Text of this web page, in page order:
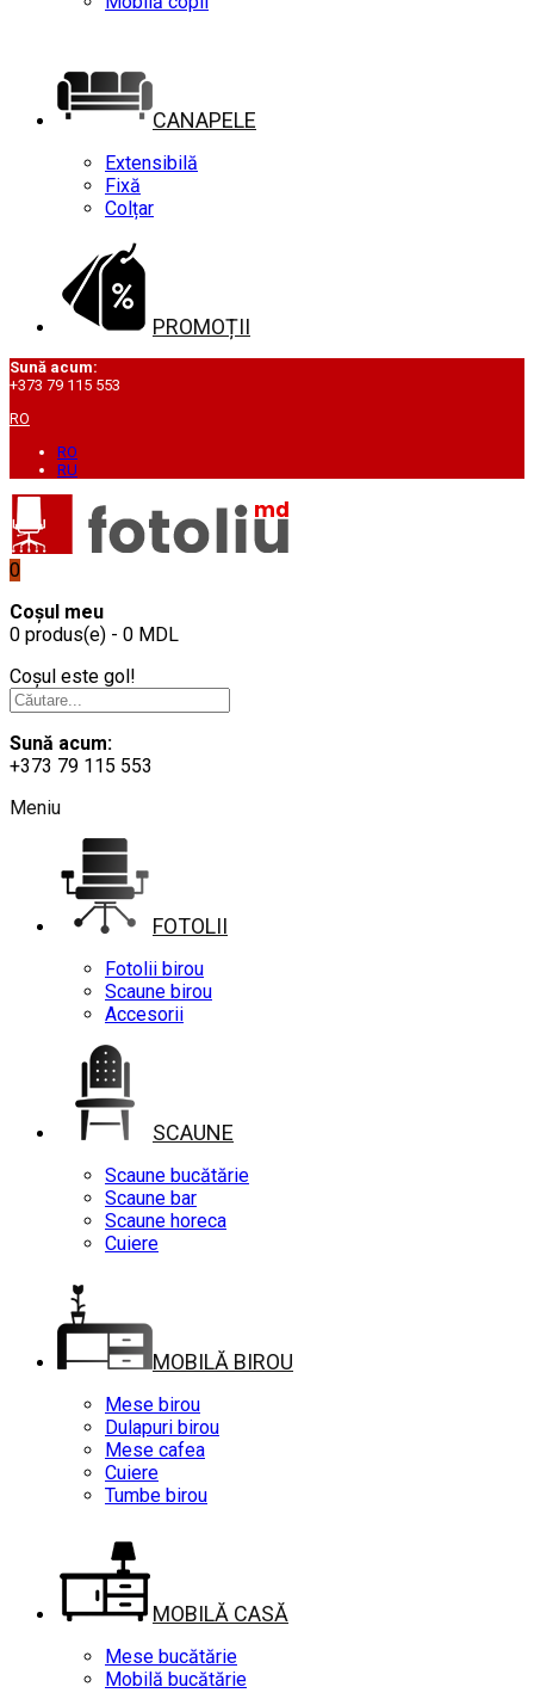
CANAPELE
Extensibilă
Fixă
Colțar
PROMOȚII
Sună acum:
+373 79 115 553
RO
RO
RU
0
Coșul meu
0 produs(e) - 0 MDL
Coșul este gol!
Sună acum:
+373 79 115 553
Meniu
FOTOLII
Fotolii birou
Scaune birou
Accesorii
SCAUNE
Scaune bucătărie
Scaune bar
Scaune horeca
Cuiere
MOBILĂ BIROU
Mese birou
Dulapuri birou
Mese cafea
Cuiere
Tumbe birou
MOBILĂ CASĂ
Mese bucătărie
Mobilă bucătărie